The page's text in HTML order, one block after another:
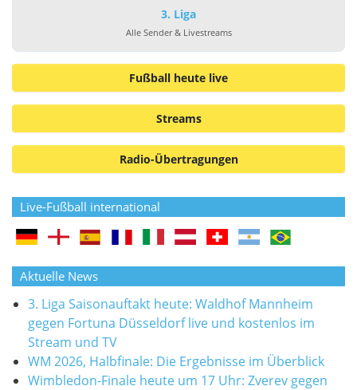
3. Liga
Alle Sender & Livestreams
Fußball heute live
Streams
Radio-Übertragungen
Live-Fußball international
Aktuelle News
3. Liga Saisonauftakt heute: Waldhof Mannheim
gegen Fortuna Düsseldorf live und kostenlos im
Stream und TV
WM 2026, Halbfinale: Die Ergebnisse im Überblick
Wimbledon-Finale heute um 17 Uhr: Zverev gegen